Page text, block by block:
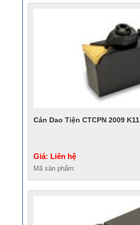
Cán Dao Tiện CTCPN 2009 K11
Giá: Liên hệ
Mã sản phẩm: